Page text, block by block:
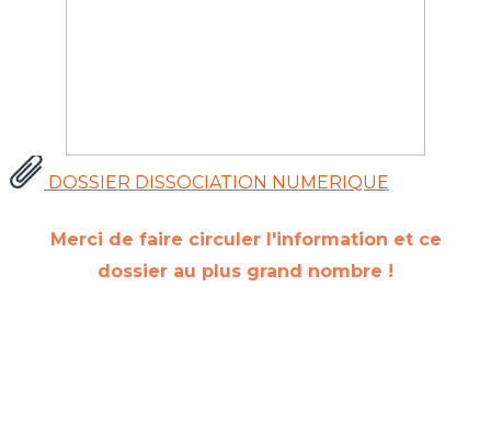
DOSSIER DISSOCIATION NUMERIQUE
Merci de faire circuler l'information et ce
dossier au plus grand nombre !